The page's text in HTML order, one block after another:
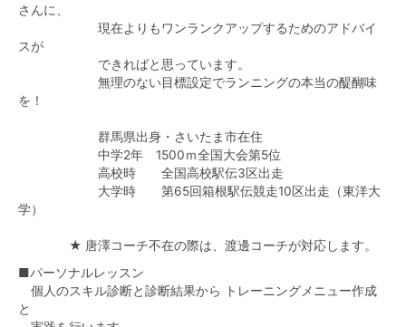
さんに、
現在よりもワンランクアップするためのアドバイ
スが
できればと思っています。
無理のない目標設定でランニングの本当の醍醐味
を！
群馬県出身・さいたま市在住
中学2年 1500ｍ全国大会第5位
高校時 全国高校駅伝3区出走
大学時 第65回箱根駅伝競走10区出走（東洋大
学）
★ 唐澤コーチ不在の際は、渡邊コーチが対応します。
■パーソナルレッスン
個人のスキル診断と診断結果から トレーニングメニュー作成
と